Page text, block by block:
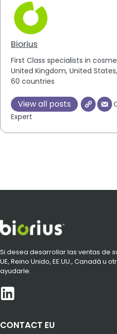
Biorius
First Class specialists in
United Kingdom, United
60 countries
View all posts
Expert
Si desea desarrollar las ventas de
UE, Reino Unido, EE.UU., Canadá u
ayudarle.
CONTACT EU